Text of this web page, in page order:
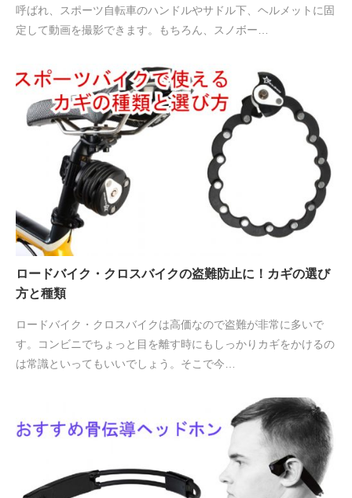
呼ばれ、スポーツ自転車のハンドルやサドル下、ヘルメットに固
定して動画を撮影できます。もちろん、スノボー…
ロードバイク・クロスバイクの盗難防止に！カギの選び
方と種類
ロードバイク・クロスバイクは高価なので盗難が非常に多いで
す。コンビニでちょっと目を離す時にもしっかりカギをかけるの
は常識といってもいいでしょう。そこで今…